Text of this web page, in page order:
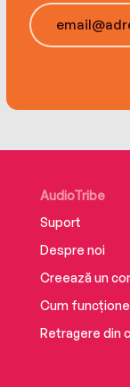
AudioTribe
Suport
Despre noi
Creează un
Cum
Retragere din